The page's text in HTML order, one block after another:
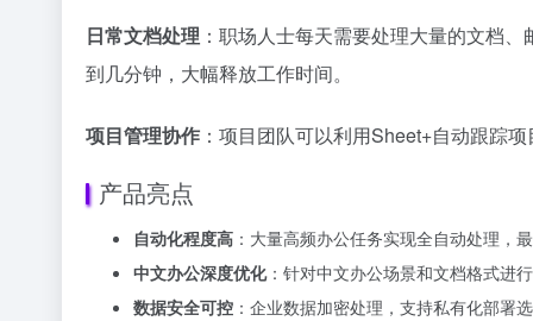
日常文档处理 ：职场人士每天需要处理大量的文档
到几分钟，大幅释放工作时间。
项目管理协作 ：项目团队可以利用Sheet+自动跟踪
产品亮点
自动化程度高 ：大量高频办公任务实现全自动处理，
中文办公深度优化：针对中文办公场景和文档格式进
数据安全可控 ：企业数据加密处理，支持私有化部署